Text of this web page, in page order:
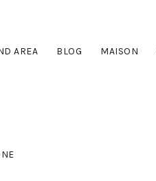
AREA BLOG MAISON